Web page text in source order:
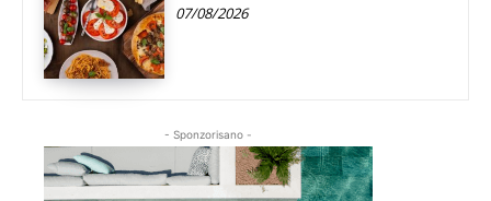
07/08/2026
- Sponzorisano -